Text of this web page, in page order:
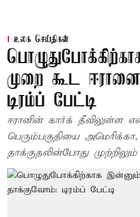
உலக செய்திகள்
முறை கூட
டிரம்ப் பேட்டி
ஈரானின் கார்க் தீவிலுள்ள
பெரும்பகுதியை
தாக்குதலின்போது